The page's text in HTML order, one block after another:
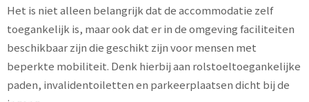
Het is niet alleen belangrijk dat de accommodatie zelf
toegankelijk is, maar ook dat er in de omgeving faciliteiten
beschikbaar zijn die geschikt zijn voor mensen met
beperkte mobiliteit. Denk hierbij aan rolstoeltoegankelijke
paden, invalidentoiletten en parkeerplaatsen dicht bij de